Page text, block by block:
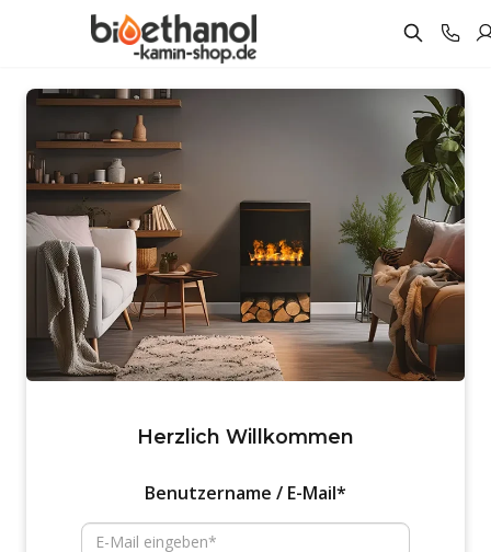
Herzlich Willkommen
Benutzername / E-Mail*